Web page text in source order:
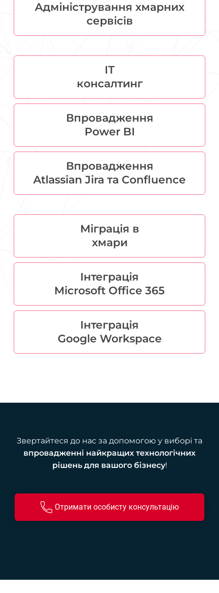
Адміністрування хмарних
сервісів
ІТ
консалтинг
Впровадження
Power BI
Впровадження
Atlassian Jira та Confluence
Міграція в
хмари
Інтеграція
Microsoft Office 365
Інтеграція
Google Workspace
Звертайтеся до нас за допомогою у виборі та
впровадженні найкращих технологічних
рішень для вашого бізнесу!
Отримати особисту консультацію